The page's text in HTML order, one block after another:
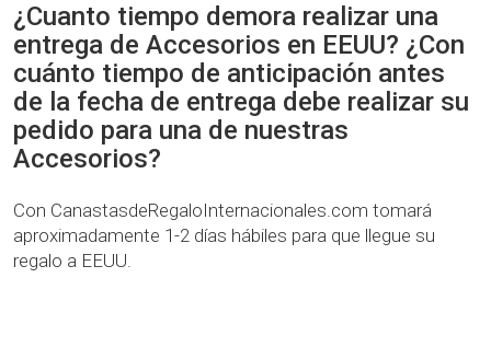
¿Cuanto tiempo demora realizar una
entrega de Accesorios en EEUU? ¿Con
cuánto tiempo de anticipación antes
de la fecha de entrega debe realizar su
pedido para una de nuestras
Accesorios?
Con CanastasdeRegaloInternacionales.com tomará
aproximadamente 1-2 días hábiles para que llegue su
regalo a EEUU.